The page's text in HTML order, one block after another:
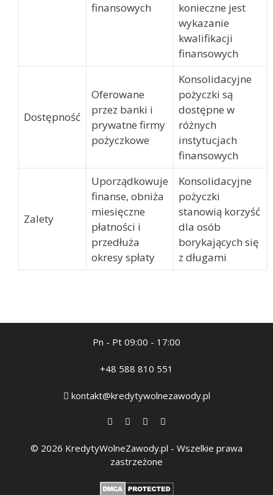
finansowych
konieczne jest
wykazanie
kwalifikacji
finansowych
Dostępność
Oferowane
przez banki i
prywatne firmy
pożyczkowe
Konsolidacyjne
pożyczki są
dostępne w
różnych
instytucjach
finansowych
Zalety
Uporządkowuje
finanse, obniża
miesięczne
płatności i
przedłuża
okresy spłaty
Konsolidacyjne
pożyczki
stanowią korzyść
dla osób
borykających się
z długami
Pn - Pt 09:00 - 17:00
+48 588 810 551
kontakt@kredytywolnezawody.pl
© 2026 KredytyWolneZawody.pl - Wszelkie prawa
zastrzeżone